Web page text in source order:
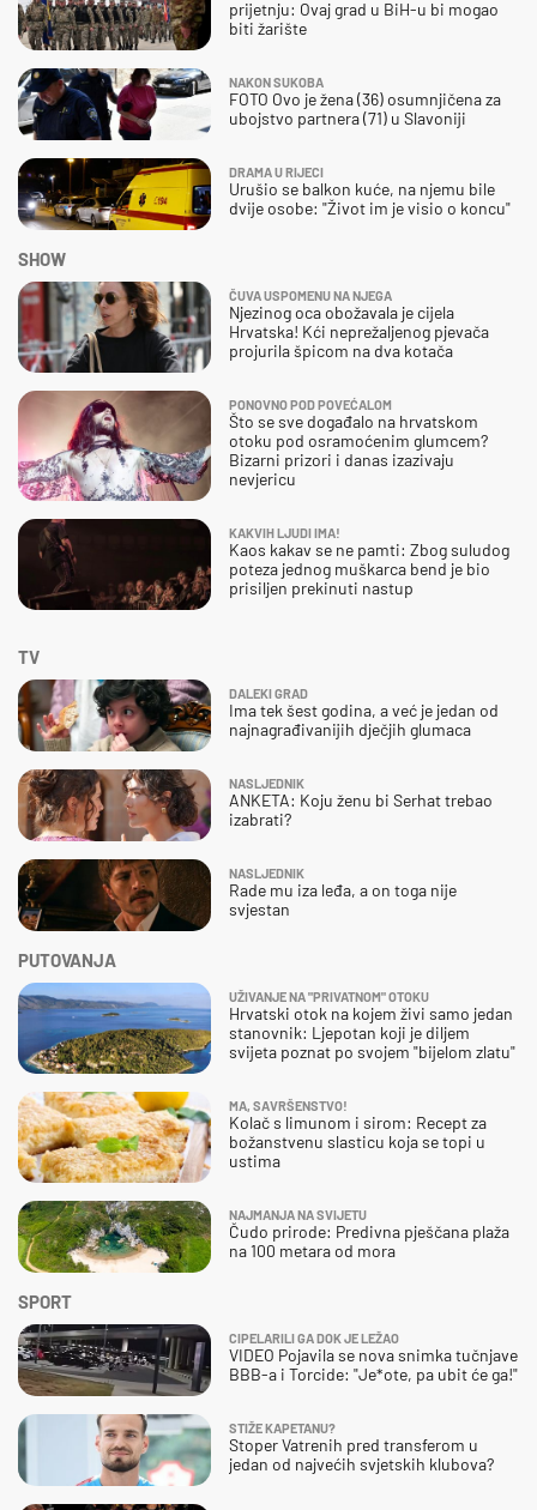
prijetnju: Ovaj grad u BiH-u bi mogao
biti žarište
NAKON SUKOBA
FOTO Ovo je žena (36) osumnjičena za
ubojstvo partnera (71) u Slavoniji
DRAMA U RIJECI
Urušio se balkon kuće, na njemu bile
dvije osobe: "Život im je visio o koncu"
SHOW
ČUVA USPOMENU NA NJEGA
Njezinog oca obožavala je cijela
Hrvatska! Kći neprežaljenog pjevača
projurila špicom na dva kotača
PONOVNO POD POVEĆALOM
Što se sve događalo na hrvatskom
otoku pod osramoćenim glumcem?
Bizarni prizori i danas izazivaju
nevjericu
KAKVIH LJUDI IMA!
Kaos kakav se ne pamti: Zbog suludog
poteza jednog muškarca bend je bio
prisiljen prekinuti nastup
SPORT
CIPELARILI GA DOK JE LEŽAO
VIDEO Pojavila se nova snimka tučnjave
BBB-a i Torcide: "Je*ote, pa ubit će ga!"
STIŽE KAPETANU?
Stoper Vatrenih pred transferom u
jedan od najvećih svjetskih klubova?
TV
DALEKI GRAD
Ima tek šest godina, a već je jedan od
najnagrađivanijih dječjih glumaca
NASLJEDNIK
ANKETA: Koju ženu bi Serhat trebao
izabrati?
NASLJEDNIK
Rade mu iza leđa, a on toga nije
svjestan
PUTOVANJA
UŽIVANJE NA "PRIVATNOM" OTOKU
Hrvatski otok na kojem živi samo jedan
stanovnik: Ljepotan koji je diljem
svijeta poznat po svojem "bijelom zlatu"
MA, SAVRŠENSTVO!
Kolač s limunom i sirom: Recept za
božanstvenu slasticu koja se topi u
ustima
NAJMANJA NA SVIJETU
Čudo prirode: Predivna pješčana plaža
na 100 metara od mora